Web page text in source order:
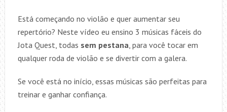
Está começando no violão e quer aumentar seu
repertório? Neste vídeo eu ensino 3 músicas fáceis do
Jota Quest, todas sem pestana, para você tocar em
qualquer roda de violão e se divertir com a galera.
Se você está no início, essas músicas são perfeitas para
treinar e ganhar confiança.